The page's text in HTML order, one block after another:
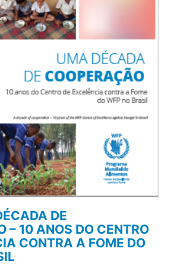
DE
– 10 ANOS DO CENTRO
CONTRA A FOME DO